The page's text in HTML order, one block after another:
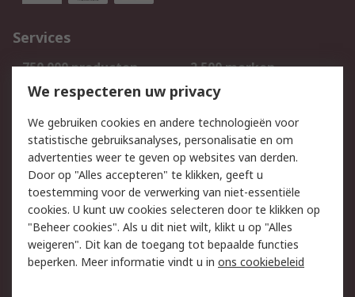
Services
750.000 producten
2.500 merken
Bestellen
Inkoopoplossingen
Track & Trace
Wettelijk
Cookiebeleid
Email veiligheid
Privacybeleid
Websitevoorwaarden
Algemene
verkoopvoorwaarden
We respecteren uw privacy
We gebruiken cookies en andere technologieën voor
statistische gebruiksanalyses, personalisatie en om
advertenties weer te geven op websites van derden.
Door op "Alles accepteren" te klikken, geeft u
toestemming voor de verwerking van niet-essentiële
cookies. U kunt uw cookies selecteren door te klikken op
"Beheer cookies". Als u dit niet wilt, klikt u op "Alles
weigeren". Dit kan de toegang tot bepaalde functies
beperken. Meer informatie vindt u in ons cookiebeleid